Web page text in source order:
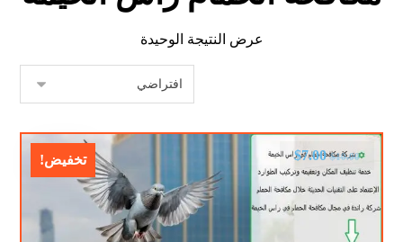
عرض النتيجة الوحيدة
تخفيض! $10.00
$7.00